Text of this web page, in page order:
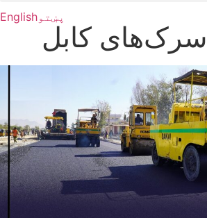
پښتوEnglish
کابل